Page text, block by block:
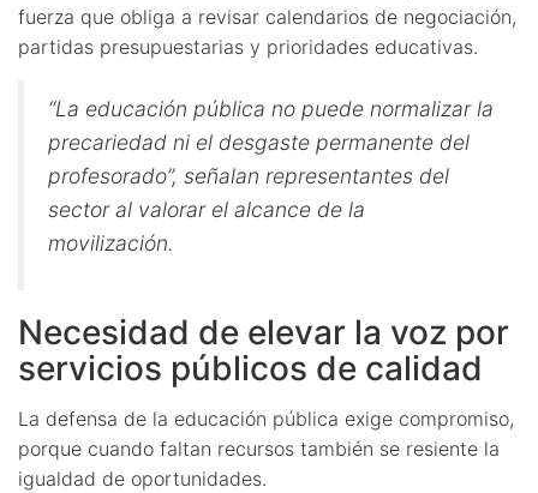
fuerza que obliga a revisar calendarios de negociación,
partidas presupuestarias y prioridades educativas.
“La educación pública no puede normalizar la
precariedad ni el desgaste permanente del
profesorado”, señalan representantes del
sector al valorar el alcance de la
movilización.
Necesidad de elevar la voz por
servicios públicos de calidad
La defensa de la educación pública exige compromiso,
porque cuando faltan recursos también se resiente la
igualdad de oportunidades.